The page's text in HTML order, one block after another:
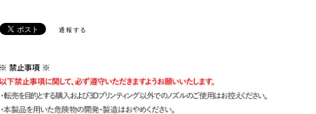
通報する